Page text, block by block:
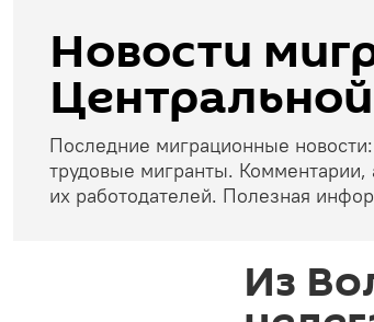
Новости
Последние миграционные
трудовые мигранты. Комментарии,
их работодателей. Полезная
Из